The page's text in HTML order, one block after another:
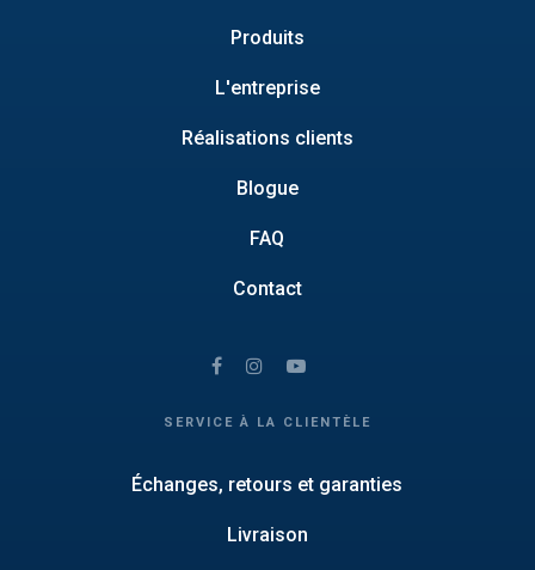
Produits
L'entreprise
Réalisations clients
Blogue
FAQ
Contact
SERVICE À LA CLIENTÈLE
Échanges, retours et garanties
Livraison